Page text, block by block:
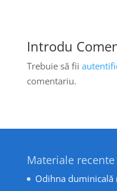
Introdu
Trebuie să fii
comentariu.
Materiale recente
Odihna duminicală